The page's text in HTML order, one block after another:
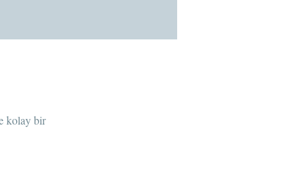
kolay bir